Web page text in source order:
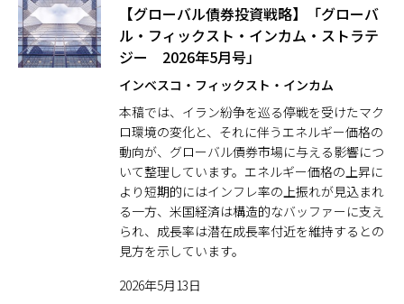
【グローバル債券投資戦略】「グローバ
ル・フィックスト・インカム・ストラテ
ジー 2026年5月号」
インベスコ・フィックスト・インカム
本稿では、イラン紛争を巡る停戦を受けたマク
ロ環境の変化と、それに伴うエネルギー価格の
動向が、グローバル債券市場に与える影響につ
いて整理しています。エネルギー価格の上昇に
より短期的にはインフレ率の上振れが見込まれ
る一方、米国経済は構造的なバッファーに支え
られ、成長率は潜在成長率付近を維持するとの
見方を示しています。
2026年5月13日